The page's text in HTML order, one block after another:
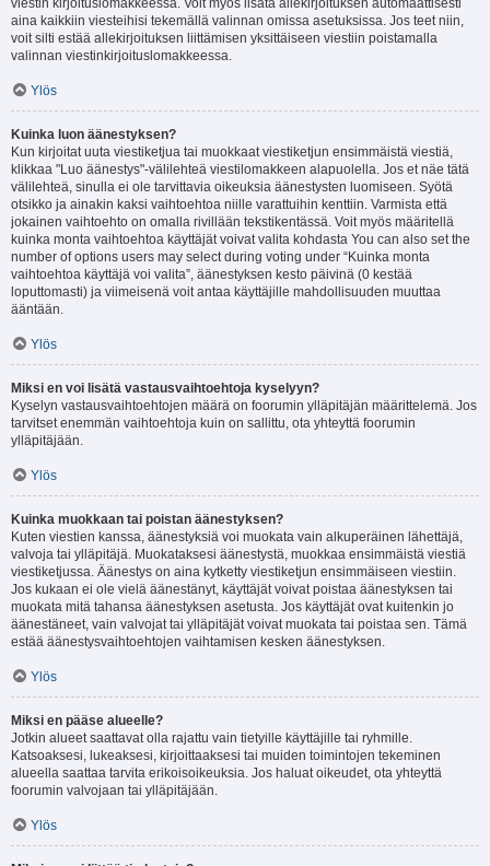
viestin kirjoituslomakkeessa. Voit myös lisätä allekirjoituksen automaattisesti
aina kaikkiin viesteihisi tekemällä valinnan omissa asetuksissa. Jos teet niin,
voit silti estää allekirjoituksen liittämisen yksittäiseen viestiin poistamalla
valinnan viestinkirjoituslomakkeessa.
Ylös
Kuinka luon äänestyksen?
Kun kirjoitat uuta viestiketjua tai muokkaat viestiketjun ensimmäistä viestiä,
klikkaa "Luo äänestys"-välilehteä viestilomakkeen alapuolella. Jos et näe tätä
välilehteä, sinulla ei ole tarvittavia oikeuksia äänestysten luomiseen. Syötä
otsikko ja ainakin kaksi vaihtoehtoa niille varattuihin kenttiin. Varmista että
jokainen vaihtoehto on omalla rivillään tekstikentässä. Voit myös määritellä
kuinka monta vaihtoehtoa käyttäjät voivat valita kohdasta You can also set the
number of options users may select during voting under “Kuinka monta
vaihtoehtoa käyttäjä voi valita”, äänestyksen kesto päivinä (0 kestää
loputtomasti) ja viimeisenä voit antaa käyttäjille mahdollisuuden muuttaa
ääntään.
Ylös
Miksi en voi lisätä vastausvaihtoehtoja kyselyyn?
Kyselyn vastausvaihtoehtojen määrä on foorumin ylläpitäjän määrittelemä. Jos
tarvitset enemmän vaihtoehtoja kuin on sallittu, ota yhteyttä foorumin
ylläpitäjään.
Ylös
Kuinka muokkaan tai poistan äänestyksen?
Kuten viestien kanssa, äänestyksiä voi muokata vain alkuperäinen lähettäjä,
valvoja tai ylläpitäjä. Muokataksesi äänestystä, muokkaa ensimmäistä viestiä
viestiketjussa. Äänestys on aina kytketty viestiketjun ensimmäiseen viestiin.
Jos kukaan ei ole vielä äänestänyt, käyttäjät voivat poistaa äänestyksen tai
muokata mitä tahansa äänestyksen asetusta. Jos käyttäjät ovat kuitenkin jo
äänestäneet, vain valvojat tai ylläpitäjät voivat muokata tai poistaa sen. Tämä
estää äänestysvaihtoehtojen vaihtamisen kesken äänestyksen.
Ylös
Miksi en pääse alueelle?
Jotkin alueet saattavat olla rajattu vain tietyille käyttäjille tai ryhmille.
Katsoaksesi, lukeaksesi, kirjoittaaksesi tai muiden toimintojen tekeminen
alueella saattaa tarvita erikoisoikeuksia. Jos haluat oikeudet, ota yhteyttä
foorumin valvojaan tai ylläpitäjään.
Ylös